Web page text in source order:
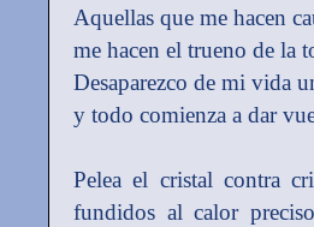
Aquellas que me hacen
me hacen el trueno de la
Desaparezco de mi vida
y todo comienza a dar
Pelea el cristal contra
fundidos al calor